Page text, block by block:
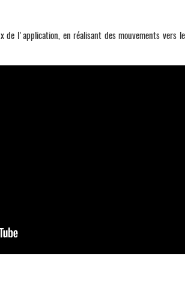
de l'application, en réalisant des mouvements